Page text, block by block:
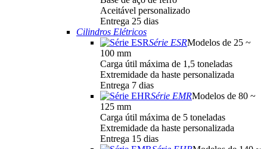
Aceitável personalizado
Entrega 25 dias
Cilindros Elétricos
Série ESRModelos de 25 ~
100 mm
Carga útil máxima de 1,5 toneladas
Extremidade da haste personalizada
Entrega 7 dias
Série EMRModelos de 80 ~
125 mm
Carga útil máxima de 5 toneladas
Extremidade da haste personalizada
Entrega 15 dias